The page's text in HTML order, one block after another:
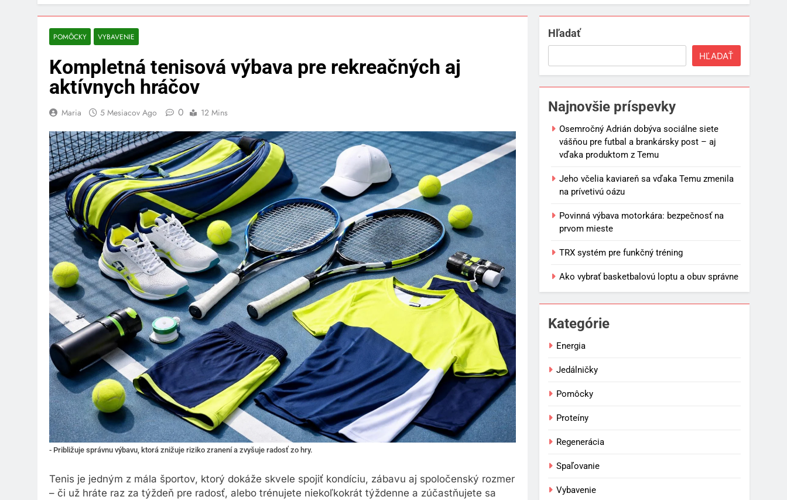
POMÔCKY VYBAVENIE
Kompletná tenisová výbava pre rekreačných aj
aktívnych hráčov
Maria 5 Mesiacov Ago 0 12 Mins
- Približuje správnu výbavu, ktorá znižuje riziko zranení a zvyšuje radosť zo hry.
Tenis je jedným z mála športov, ktorý dokáže skvele spojiť kondíciu, zábavu aj spoločenský rozmer
– či už hráte raz za týždeň pre radosť, alebo trénujete niekoľkokrát týždenne a zúčastňujete sa
Hľadať
HĽADAŤ
Najnovšie príspevky
Osemročný Adrián dobýva sociálne siete
vášňou pre futbal a brankársky post – aj
vďaka produktom z Temu
Jeho včelia kaviareň sa vďaka Temu zmenila
na prívetivú oázu
Povinná výbava motorkára: bezpečnosť na
prvom mieste
TRX systém pre funkčný tréning
Ako vybrať basketbalovú loptu a obuv správne
Kategórie
Energia
Jedálničky
Pomôcky
Proteíny
Regenerácia
Spaľovanie
Vybavenie